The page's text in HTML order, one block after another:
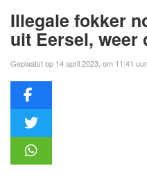
Illegale fokker
uit Eersel, weer
Geplaatst op 14 april 2023, om 11:41 uur